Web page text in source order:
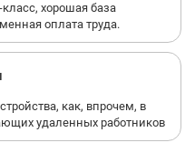
хорошая база
оплата труда.
как, впрочем, в
удаленных работников